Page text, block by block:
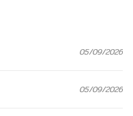
05/09/2026
05/09/2026